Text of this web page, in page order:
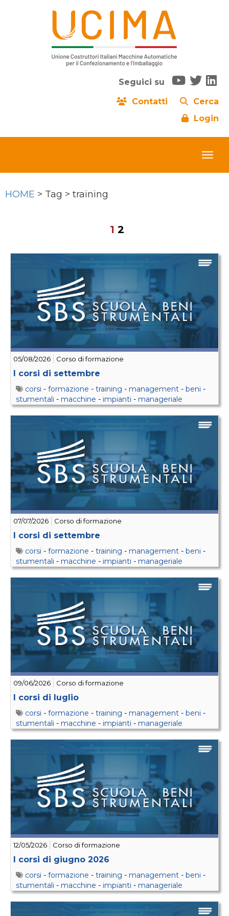
Seguici su
Contatti
Cerca
Login
HOME > Tag > training
1 2
05/08/2026 Corso di formazione
I corsi di settembre
corsi - formazione - training - management - beni -
stumentali - macchine - impianti - manageriale
07/07/2026 Corso di formazione
I corsi di settembre
corsi - formazione - training - management - beni -
stumentali - macchine - impianti - manageriale
09/06/2026 Corso di formazione
I corsi di luglio
corsi - formazione - training - management - beni -
stumentali - macchine - impianti - manageriale
12/05/2026 Corso di formazione
I corsi di giugno 2026
corsi - formazione - training - management - beni -
stumentali - macchine - impianti - manageriale